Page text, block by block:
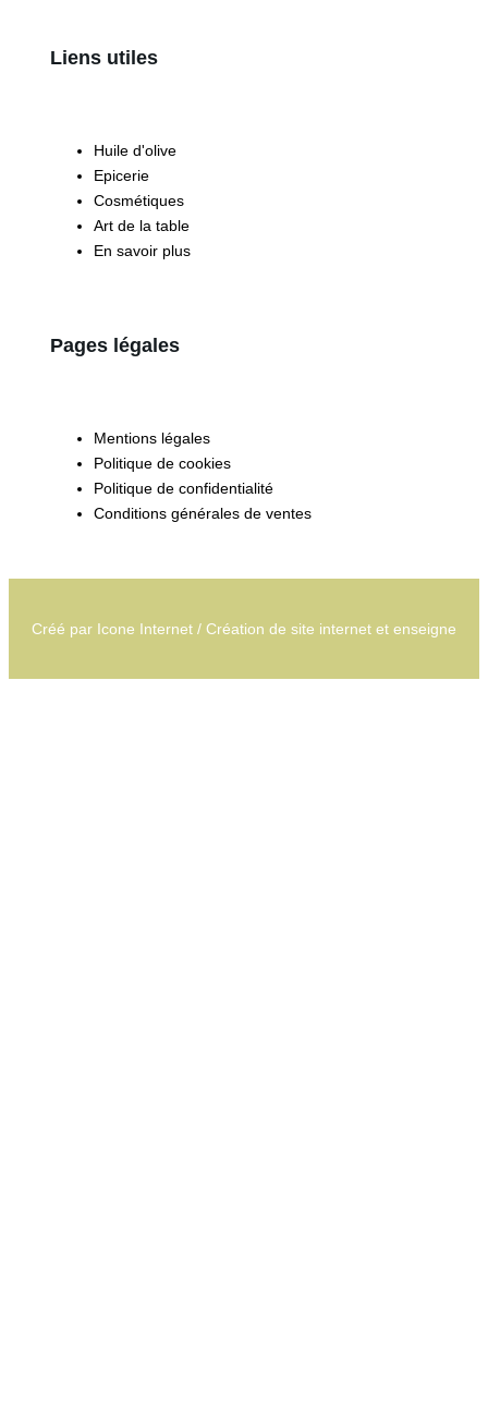
Liens utiles
Huile d'olive
Epicerie
Cosmétiques
Art de la table
En savoir plus
Pages légales
Mentions légales
Politique de cookies
Politique de confidentialité
Conditions générales de ventes
Créé par Icone Internet / Création de site internet et enseigne